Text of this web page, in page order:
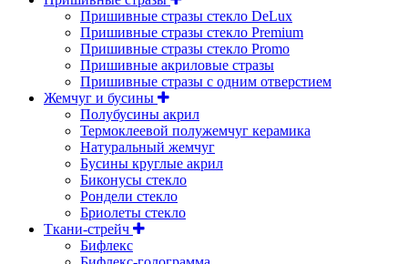
Пришивные стразы стекло DeLux
Пришивные стразы стекло Premium
Пришивные стразы стекло Promo
Пришивные акриловые стразы
Пришивные стразы с одним отверстием
Жемчуг и бусины
Полубусины акрил
Термоклеевой полужемчуг керамика
Натуральный жемчуг
Бусины круглые акрил
Биконусы стекло
Рондели стекло
Бриолеты стекло
Ткани-стрейч
Бифлекс